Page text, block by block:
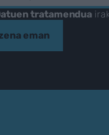
tratamendua
eman